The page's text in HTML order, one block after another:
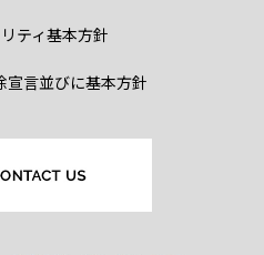
ティ基本方針
宣言並びに基本方針